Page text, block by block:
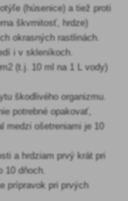
(húsenice) a tiež proti
škvrnitosť, hrdze)
okrasných rastlinách.
i v skleníkoch.
(t.j. 10 ml na 1 L vody)
škodlivého organizmu.
potrebné opakovať,
medzi ošetreniami je 10
a hrdziam prvý krát pri
10 dňoch.
prípravok pri prvých